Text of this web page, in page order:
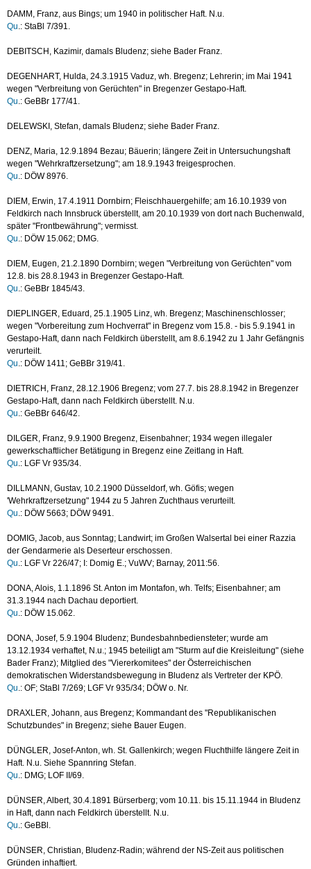
DAMM, Franz, aus Bings; um 1940 in politischer Haft. N.u.
Qu .: StaBl 7/391.
DEBITSCH, Kazimir, damals Bludenz; siehe Bader Franz.
DEGENHART, Hulda, 24.3.1915 Vaduz, wh. Bregenz; Lehrerin; im Mai 1941
wegen "Verbreitung von Gerüchten" in Bregenzer Gestapo-Haft.
Qu .: GeBBr 177/41.
DELEWSKI, Stefan, damals Bludenz; siehe Bader Franz.
DENZ, Maria, 12.9.1894 Bezau; Bäuerin; längere Zeit in Untersuchungshaft
wegen "Wehrkraftzersetzung"; am 18.9.1943 freigesprochen.
Qu .: DÖW 8976.
DIEM, Erwin, 17.4.1911 Dornbirn; Fleischhauergehilfe; am 16.10.1939 von
Feldkirch nach Innsbruck überstellt, am 20.10.1939 von dort nach Buchenwald,
später "Frontbewährung"; vermisst.
Qu .: DÖW 15.062; DMG.
DIEM, Eugen, 21.2.1890 Dornbirn; wegen "Verbreitung von Gerüchten" vom
12.8. bis 28.8.1943 in Bregenzer Gestapo-Haft.
Qu .: GeBBr 1845/43.
DIEPLINGER, Eduard, 25.1.1905 Linz, wh. Bregenz; Maschinenschlosser;
wegen "Vorbereitung zum Hochverrat" in Bregenz vom 15.8. - bis 5.9.1941 in
Gestapo-Haft, dann nach Feldkirch überstellt, am 8.6.1942 zu 1 Jahr Gefängnis
verurteilt.
Qu .: DÖW 1411; GeBBr 319/41.
DIETRICH, Franz, 28.12.1906 Bregenz; vom 27.7. bis 28.8.1942 in Bregenzer
Gestapo-Haft, dann nach Feldkirch überstellt. N.u.
Qu .: GeBBr 646/42.
DILGER, Franz, 9.9.1900 Bregenz, Eisenbahner; 1934 wegen illegaler
gewerkschaftlicher Betätigung in Bregenz eine Zeitlang in Haft.
Qu .: LGF Vr 935/34.
DILLMANN, Gustav, 10.2.1900 Düsseldorf, wh. Göfis; wegen
'Wehrkraftzersetzung" 1944 zu 5 Jahren Zuchthaus verurteilt.
Qu .: DÖW 5663; DÖW 9491.
DOMIG, Jacob, aus Sonntag; Landwirt; im Großen Walsertal bei einer Razzia
der Gendarmerie als Deserteur erschossen.
Qu .: LGF Vr 226/47; I: Domig E.; VuWV; Barnay, 2011:56.
DONA, Alois, 1.1.1896 St. Anton im Montafon, wh. Telfs; Eisenbahner; am
31.3.1944 nach Dachau deportiert.
Qu .: DÖW 15.062.
DONA, Josef, 5.9.1904 Bludenz; Bundesbahnbediensteter; wurde am
13.12.1934 verhaftet, N.u.; 1945 beteiligt am "Sturm auf die Kreisleitung" (siehe
Bader Franz); Mitglied des "Viererkomitees" der Österreichischen
demokratischen Widerstandsbewegung in Bludenz als Vertreter der KPÖ.
Qu .: OF; StaBl 7/269; LGF Vr 935/34; DÖW o. Nr.
DRAXLER, Johann, aus Bregenz; Kommandant des "Republikanischen
Schutzbundes" in Bregenz; siehe Bauer Eugen.
DÜNGLER, Josef-Anton, wh. St. Gallenkirch; wegen Fluchthilfe längere Zeit in
Haft. N.u. Siehe Spannring Stefan.
Qu .: DMG; LOF II/69.
DÜNSER, Albert, 30.4.1891 Bürserberg; vom 10.11. bis 15.11.1944 in Bludenz
in Haft, dann nach Feldkirch überstellt. N.u.
Qu .: GeBBl.
DÜNSER, Christian, Bludenz-Radin; während der NS-Zeit aus politischen
Gründen inhaftiert.